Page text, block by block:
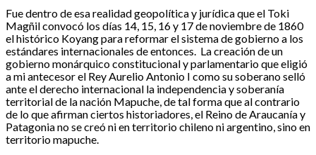
Fue dentro de esa realidad geopolítica y jurídica que el Toki
Magñil convocó los días 14, 15, 16 y 17 de noviembre de 1860
el histórico Koyang para reformar el sistema de gobierno a los
estándares internacionales de entonces. La creación de un
gobierno monárquico constitucional y parlamentario que eligió
a mi antecesor el Rey Aurelio Antonio I como su soberano selló
ante el derecho internacional la independencia y soberanía
territorial de la nación Mapuche, de tal forma que al contrario
de lo que afirman ciertos historiadores, el Reino de Araucanía y
Patagonia no se creó ni en territorio chileno ni argentino, sino en
territorio mapuche.